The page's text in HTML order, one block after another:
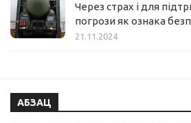
Через страх і для
погрози як ознака
21.11.2024
АБЗАЦ